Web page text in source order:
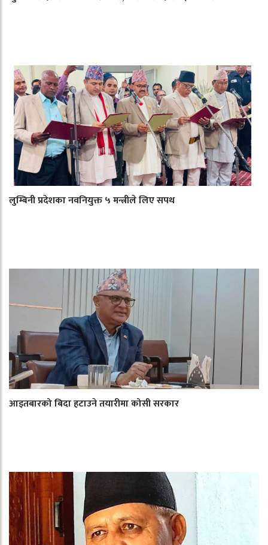
लुम्बिनी प्रदेशका नवनियुक्त ५ मन्त्रीले लिए सपथ
आइतबारको बिदा हटाउने तयारीमा कोसी सरकार